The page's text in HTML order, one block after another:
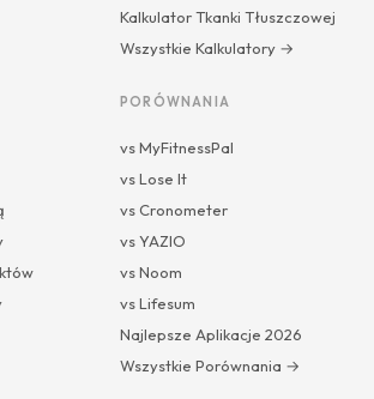
Kalkulator Tkanki Tłuszczowej
Wszystkie Kalkulatory →
PORÓWNANIA
vs MyFitnessPal
vs Lose It
vs Cronometer
vs YAZIO
vs Noom
vs Lifesum
Najlepsze Aplikacje 2026
Wszystkie Porównania →